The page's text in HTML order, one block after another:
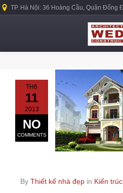
TP. Hà Nội: 36 Hoàng Cầu, Quận Đống
TH6
11
2013
NO
COMMENTS
By Thiết kế nhà đẹp in Kiến trúc